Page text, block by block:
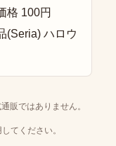
格 100円
販ではありません。
てください。